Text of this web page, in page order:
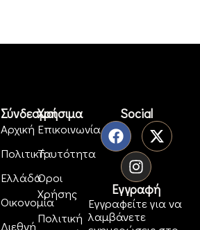
Σύνδεσμοι
Αρχική
Πολιτική
Ελλάδα
Οικονομία
Διεθνή
Χρήσιμα
Επικοινωνία
Ταυτότητα
Όροι
Χρήσης
Πολιτική
Social
Εγγραφή
Εγγραφείτε για να
λαμβάνετε